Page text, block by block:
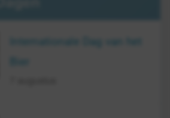
Internationale Dag van het